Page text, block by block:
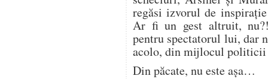
regăsi izvorul de
Ar fi un gest altruit,
pentru spectatorul lui, dar
acolo, din mijlocul politicii
Din păcate, nu este așa…